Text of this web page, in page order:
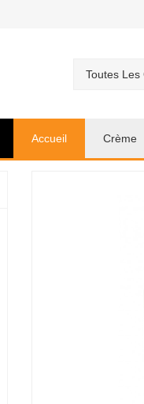
Accueil Crème